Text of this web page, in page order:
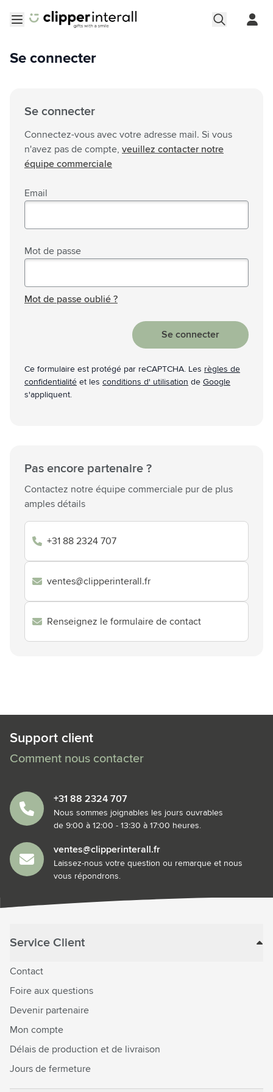
Se connecter
Se connecter
Connectez-vous avec votre adresse mail. Si vous
n'avez pas de compte, veuillez contacter notre
équipe commerciale
Email
Mot de passe
Mot de passe oublié ?
Se connecter
Ce formulaire est protégé par reCAPTCHA. Les règles de
confidentialité et les conditions d' utilisation de Google
s'appliquent.
Pas encore partenaire ?
Contactez notre équipe commerciale pur de plus
amples détails
+31 88 2324 707
ventes@clipperinterall.fr
Renseignez le formulaire de contact
Support client
Comment nous contacter
+31 88 2324 707
Nous sommes joignables les jours ouvrables
de 9:00 à 12:00 - 13:30 à 17:00 heures.
ventes@clipperinterall.fr
Laissez-nous votre question ou remarque et nous
vous répondrons.
Service Client
Contact
Foire aux questions
Devenir partenaire
Mon compte
Délais de production et de livraison
Jours de fermeture